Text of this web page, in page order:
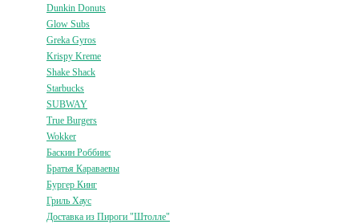
Dunkin Donuts
Glow Subs
Greka Gyros
Krispy Kreme
Shake Shack
Starbucks
SUBWAY
True Burgers
Wokker
Баскин Роббинс
Братья Караваевы
Бургер Кинг
Гриль Хаус
Доставка из Пироги "Штолле"